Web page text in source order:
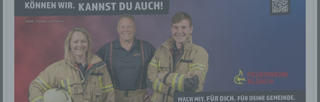
Offizielle
Freiwilligen
Feuerwehr